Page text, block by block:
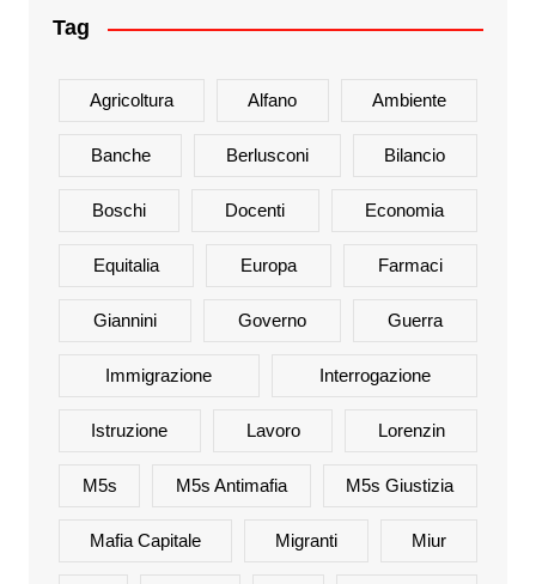
Tag
Agricoltura Alfano Ambiente
Banche Berlusconi Bilancio
Boschi Docenti Economia
Equitalia Europa Farmaci
Giannini Governo Guerra
Immigrazione Interrogazione
Istruzione Lavoro Lorenzin
M5s M5s Antimafia M5s Giustizia
Mafia Capitale Migranti Miur